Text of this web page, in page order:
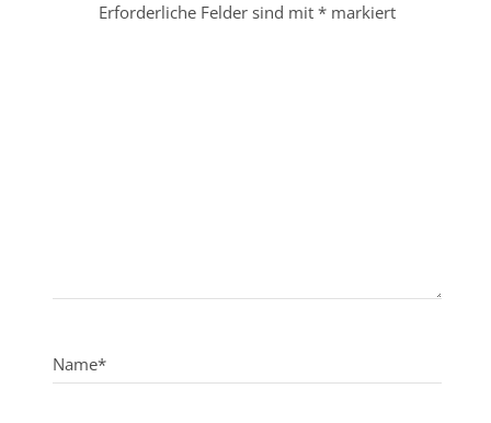
Erforderliche Felder sind mit *markiert